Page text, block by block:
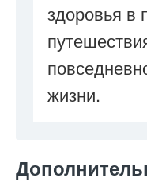
здоровья в
жизни.